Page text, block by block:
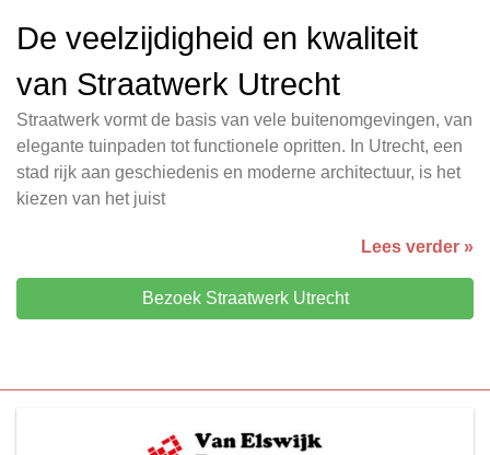
De veelzijdigheid en kwaliteit
van Straatwerk Utrecht
Straatwerk vormt de basis van vele buitenomgevingen, van
elegante tuinpaden tot functionele opritten. In Utrecht, een
stad rijk aan geschiedenis en moderne architectuur, is het
kiezen van het juist
Lees verder »
Bezoek Straatwerk Utrecht